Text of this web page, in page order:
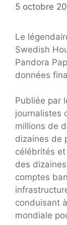
5 octobre
Le
Swedish
Pandora
données
Publiée par
journalistes
millions de
dizaines de
célébrités et
des
comptes
conduisant
mondiale